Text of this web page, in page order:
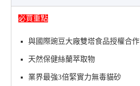
必買重點
與國際豌豆大廠雙塔食品授權合作
天然保健絲蘭萃取物
業界最強3倍緊實力無毒貓砂